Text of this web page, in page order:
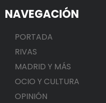
NAVEGACIÓN
PORTADA
RIVAS
MADRID Y MÁS
OCIO Y CULTURA
OPINIÓN